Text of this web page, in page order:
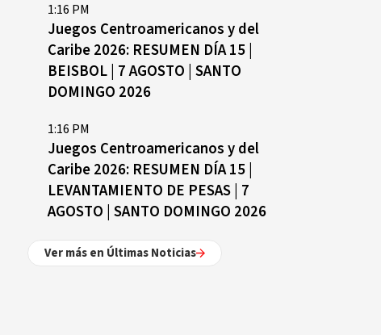
1:16 PM
Juegos Centroamericanos y del
Caribe 2026: RESUMEN DÍA 15 |
BEISBOL | 7 AGOSTO | SANTO
DOMINGO 2026
1:16 PM
Juegos Centroamericanos y del
Caribe 2026: RESUMEN DÍA 15 |
LEVANTAMIENTO DE PESAS | 7
AGOSTO | SANTO DOMINGO 2026
Ver más en Últimas Noticias